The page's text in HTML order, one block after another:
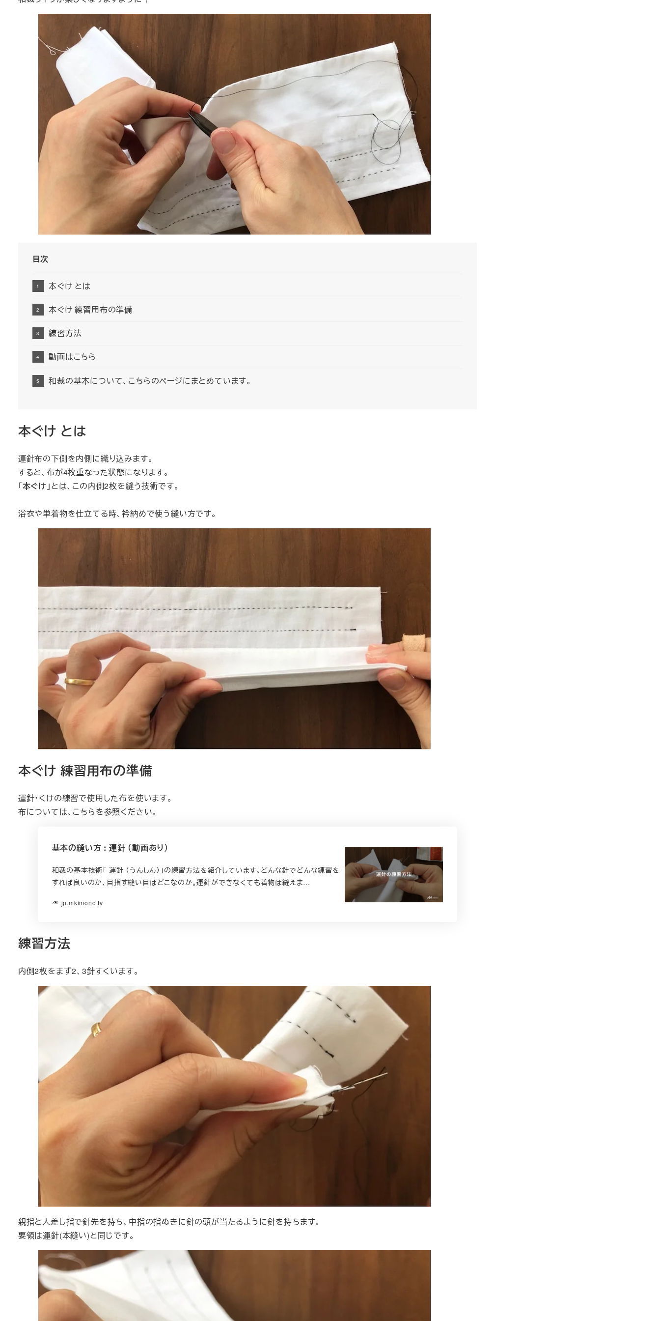
目次
本ぐけ とは
本ぐけ 練習用布の準備
練習方法
動画はこちら
和裁の基本について、こちらのページにまとめています。
本ぐけ とは
運針布の下側を内側に織り込みます。
すると、布が4枚重なった状態になります。
「本ぐけ 」とは、この内側2枚を縫う技術です。
浴衣や単着物を仕立てる時、衿納めで使う縫い方です。
本ぐけ 練習用布の準備
運針・くけの練習で使用した布を使います。
布については、こちらを参照ください。
基本の縫い方 : 運針 （動画あり）
和裁の基本技術「 運針 （うんしん）」の練習方法を紹介しています。どんな針でどんな練習を
すれば良いのか、目指す縫い目はどこなのか。運針ができなくても着物は縫えま…
jp.mkimono.tv
練習方法
内側2枚をまず2、3針すくいます。
親指と人差し指で針先を持ち、中指の指ぬきに針の頭が当たるように針を持ちます。
要領は運針(本縫い)と同じです。